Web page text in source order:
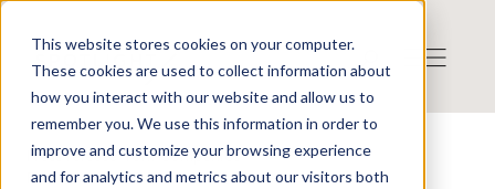
This website stores cookies on your computer.
These cookies are used to collect information about
how you interact with our website and allow us to
remember you. We use this information in order to
improve and customize your browsing experience
and for analytics and metrics about our visitors both
Press release from Companies
Publicerat: 2025-09-30 09:02:00